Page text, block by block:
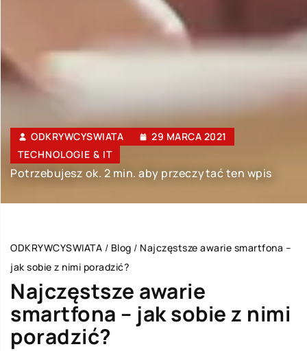
ODKRYWCYSWIATA
29 MARCA 2021
TECHNOLOGIE & IT
Potrzebujesz ok. 2 min. aby przeczytać ten wpis
ODKRYWCYSWIATA / Blog / Najczęstsze awarie smartfona –
jak sobie z nimi poradzić?
Najczęstsze awarie
smartfona – jak sobie z nimi
poradzić?